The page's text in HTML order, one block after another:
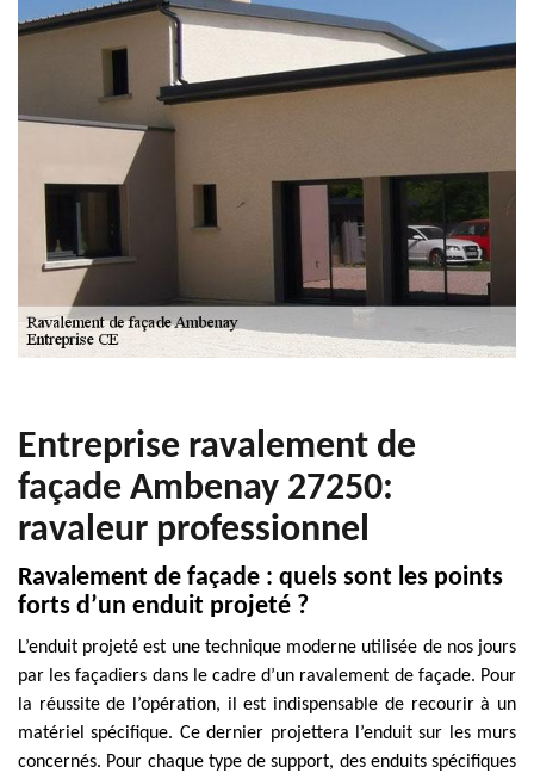
Entreprise ravalement de
façade Ambenay 27250:
ravaleur professionnel
Ravalement de façade : quels sont les points
forts d’un enduit projeté ?
L’enduit projeté est une technique moderne utilisée de nos jours
par les façadiers dans le cadre d’un ravalement de façade. Pour
la réussite de l’opération, il est indispensable de recourir à un
matériel spécifique. Ce dernier projettera l’enduit sur les murs
concernés. Pour chaque type de support, des enduits spécifiques